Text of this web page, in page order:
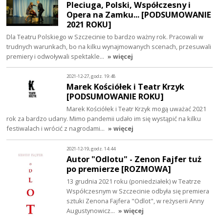
Pleciuga, Polski, Współczesny i
Opera na Zamku... [PODSUMOWANIE
2021 ROKU]
Dla Teatru Polskiego w Szczecinie to bardzo ważny rok. Pracowali w
trudnych warunkach, bo na kilku wynajmowanych scenach, przesuwali
premiery i odwoływali spektakle… » więcej
2021-12-27, godz. 19:48
Marek Kościółek i Teatr Krzyk
[PODSUMOWANIE ROKU]
Marek Kościółek i Teatr Krzyk mogą uważać 2021
rok za bardzo udany. Mimo pandemii udało im się wystąpić na kilku
festiwalach i wrócić z nagrodami… » więcej
2021-12-19, godz. 14:44
Autor "Odlotu" - Zenon Fajfer tuż
po premierze [ROZMOWA]
13 grudnia 2021 roku (poniedziałek) w Teatrze
Współczesnym w Szczecinie odbyła się premiera
sztuki Zenona Fajfera "Odlot", w reżyserii Anny
Augustynowicz… » więcej